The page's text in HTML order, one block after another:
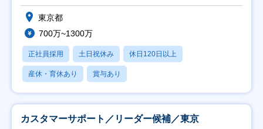
東京都
700万~1300万
正社員採用 土日祝休み 休日120日以上
産休・育休あり 賞与あり
カスタマーサポート／リーダー候補／東京